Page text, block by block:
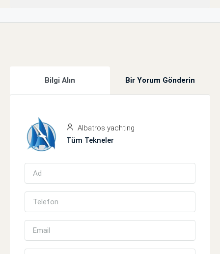
Bilgi Alın Bir Yorum Gönderin
Albatros yachting
Tüm Tekneler